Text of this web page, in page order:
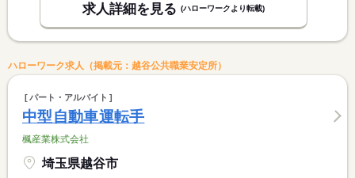
求人詳細を見る (ハローワークより転載)
ハローワーク求人（掲載元：越谷公共職業安定所）
パート・アルバイト
中型自動車運転手
楓産業株式会社
埼玉県越谷市